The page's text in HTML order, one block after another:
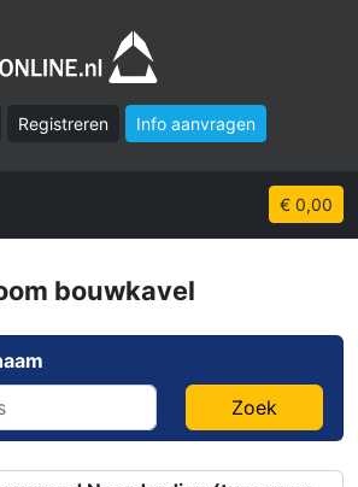
Registreren Info aanvragen
€ 0,00
bouwkavel
Zoek